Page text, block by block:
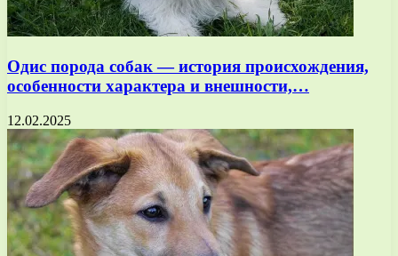
Одис порода собак — история происхождения,
особенности характера и внешности,…
12.02.2025